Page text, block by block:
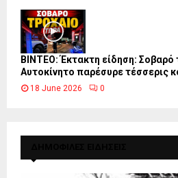
ΒΙΝΤΕΟ: Έκτακτη είδηση: Σοβαρό
Αυτοκίνητο παρέσυρε τέσσερις
18 June 2026 0